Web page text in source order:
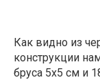
Как видно из
конструкции
бруса 5х5 см и